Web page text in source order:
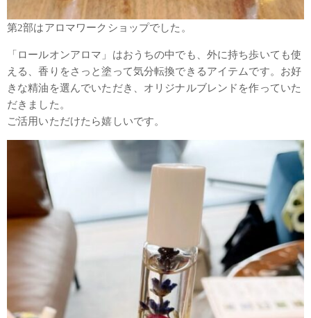
第2部はアロマワークショップでした。
「ロールオンアロマ」はおうちの中でも、外に持ち歩いても使
える、香りをさっと塗って気分転換できるアイテムです。お好
きな精油を選んでいただき、オリジナルブレンドを作っていた
だきました。
ご活用いただけたら嬉しいです。